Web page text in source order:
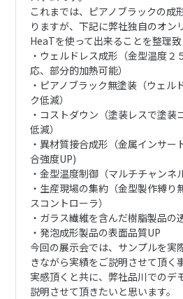
これまでは、ピアノブラックの成
りますが、下記に弊社独自のオン
HeaTを使って出来ることを整理致
・ウェルドレス成形（金型温度
応、部分的加熱可能）
・ピアノブラック無塗装（ウェル
ク低減）
・コストダウン（塗装レスで塗装
低減）
・異材質接合成形（金属インサー
合強度UP)
・金型温度制御（マルチチャンネ
・生産現場の集約（金型製作縛り
スコントローラ）
・ガラス繊維を含んだ樹脂製品の
・発泡成形製品の表面品質UP
今回の展示会では、サンプルを実
きながら実績をご説明させて頂く
実感頂くと共に、弊社品川でのデ
説明させて頂きたいと思います。